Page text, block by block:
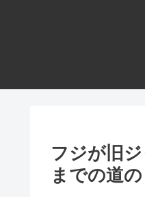
フジが旧
までの道